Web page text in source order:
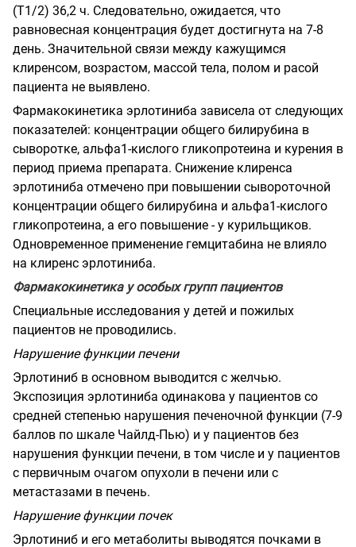
(Т1/2) 36,2 ч. Следовательно, ожидается, что
равновесная концентрация будет достигнута на 7-8
день. Значительной связи между кажущимся
клиренсом, возрастом, массой тела, полом и расой
пациента не выявлено.
Фармакокинетика эрлотиниба зависела от следующих
показателей: концентрации общего билирубина в
сыворотке, альфа1-кислого гликопротеина и курения в
период приема препарата. Снижение клиренса
эрлотиниба отмечено при повышении сывороточной
концентрации общего билирубина и альфа1-кислого
гликопротеина, а его повышение - у курильщиков.
Одновременное применение гемцитабина не влияло
на клиренс эрлотиниба.
Фармакокинетика у особых групп пациентов
Специальные исследования у детей и пожилых
пациентов не проводились.
Нарушение функции печени
Эрлотиниб в основном выводится с желчью.
Экспозиция эрлотиниба одинакова у пациентов со
средней степенью нарушения печеночной функции (7-9
баллов по шкале Чайлд-Пью) и у пациентов без
нарушения функции печени, в том числе и у пациентов
с первичным очагом опухоли в печени или с
метастазами в печень.
Нарушение функции почек
Эрлотиниб и его метаболиты выводятся почками в